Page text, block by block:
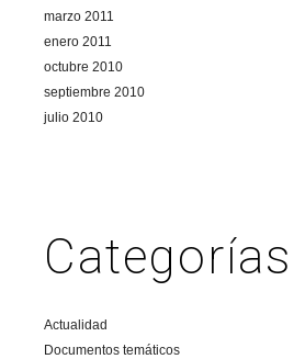
marzo 2011
enero 2011
octubre 2010
septiembre 2010
julio 2010
Categorías
Actualidad
Documentos temáticos